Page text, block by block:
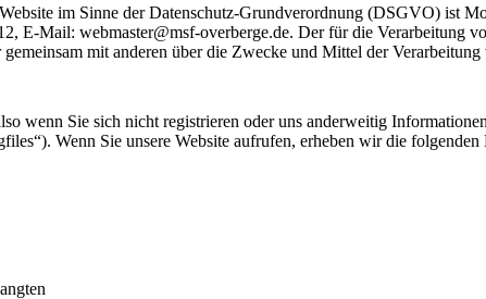
im Sinne der Datenschutz-Grundverordnung (DSGVO) ist
E-Mail: webmaster@msf-overberge.de. Der für die Verarbeitung
mit anderen über die Zwecke und Mittel der Verarbeitung
wenn Sie sich nicht registrieren oder uns anderweitig
Wenn Sie unsere Website aufrufen, erheben wir die